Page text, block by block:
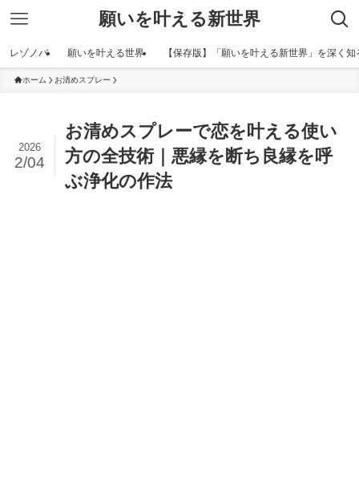
願いを叶える新世界
レゾノバ 願いを叶える世界 【保存版】「願いを叶える新世界」を深く
ホーム お清めスプレー
お清めスプレーで恋を叶える使い
方の全技術｜悪縁を断ち良縁を呼
ぶ浄化の作法
2026
2/04